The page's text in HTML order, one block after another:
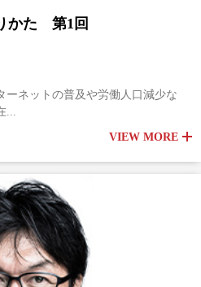
かた 第1回
ーネットの普及や労働人口減少な
VIEW MORE